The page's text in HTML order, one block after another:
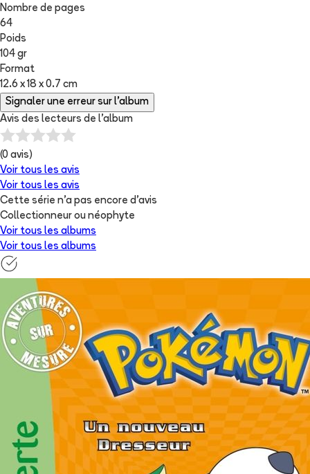
Nombre de pages
64
Poids
104 gr
Format
12.6 x 18 x 0.7 cm
Signaler une erreur sur l'album
Avis des lecteurs de l'album
(0 avis)
Voir tous les avis
Voir tous les avis
Cette série n'a pas encore d'avis
Collectionneur ou néophyte
Voir tous les albums
Voir tous les albums